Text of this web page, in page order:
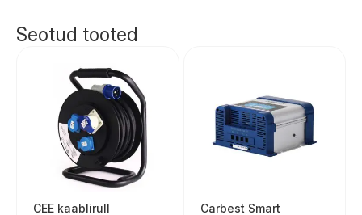
Seotud tooted
CEE kaablirull
Carbest Smart